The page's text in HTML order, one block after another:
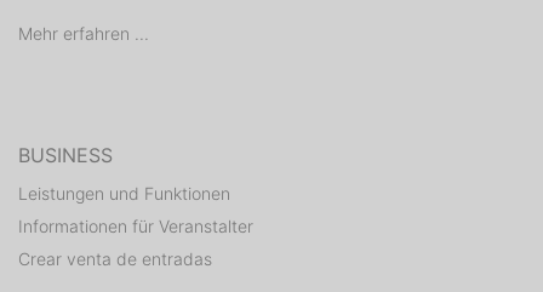
Mehr erfahren ...
BUSINESS
Leistungen und Funktionen
Informationen für Veranstalter
Crear venta de entradas